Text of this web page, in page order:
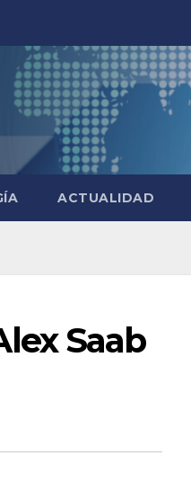
ACTUALIDAD
Saab